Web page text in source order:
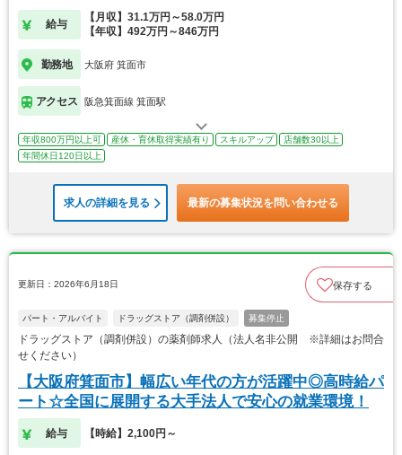
給与
【月収】31.1万円～58.0万円
【年収】492万円～846万円
勤務地 大阪府 箕面市
アクセス 阪急箕面線 箕面駅
年収800万円以上可 産休・育休取得実績有り スキルアップ
店舗数30以上
年間休日120日以上
求人の詳細を見る 最新の募集状況を問い合わせる
更新日：2026年6月18日 保存する
パート・アルバイト ドラッグストア（調剤併設） 募集停止
ドラッグストア（調剤併設）の薬剤師求人（法人名非公開 ※詳細はお問合
せください）
【大阪府箕面市】幅広い年代の方が活躍中◎高時給パ
ート☆全国に展開する大手法人で安心の就業環境！
給与 【時給】2,100円～